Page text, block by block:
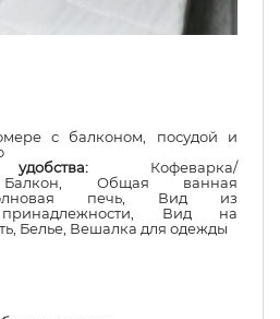
с балконом, посудой и
Кофеварка/
Балкон
Общая ванная
печь
Вид из
Вид на
Белье Вешалка для одежды